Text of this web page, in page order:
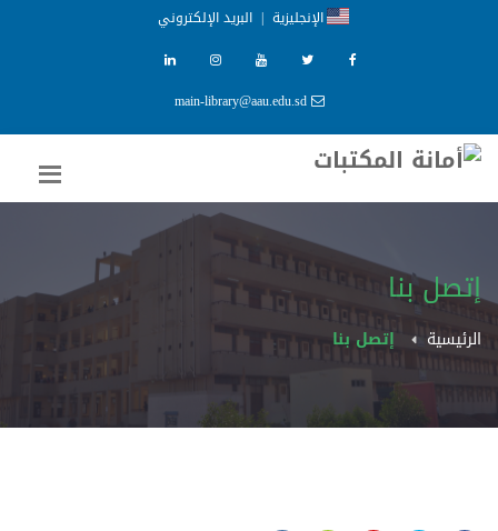
الإنجليزية | البريد الإلكتروني
main-library@aau.edu.sd
إتصل بنا
الرئيسية إتصل بنا